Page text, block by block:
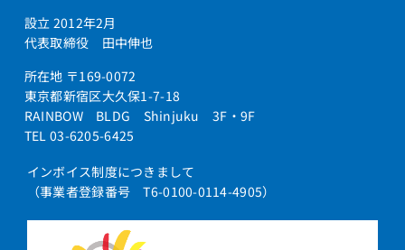
設立 2012年2月
代表取締役 田中伸也
所在地 〒169-0072
東京都新宿区大久保1-7-18
RAINBOW BLDG Shinjuku 3F・9F
TEL 03-6205-6425
インボイス制度につきまして
（事業者登録番号 T6-0100-0114-4905）